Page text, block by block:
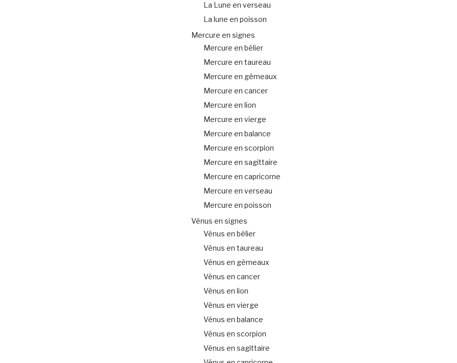
La Lune en verseau
La lune en poisson
Mercure en signes
Mercure en bélier
Mercure en taureau
Mercure en gémeaux
Mercure en cancer
Mercure en lion
Mercure en vierge
Mercure en balance
Mercure en scorpion
Mercure en sagittaire
Mercure en capricorne
Mercure en verseau
Mercure en poisson
Vénus en signes
Vénus en bélier
Vénus en taureau
Vénus en gémeaux
Vénus en cancer
Vénus en lion
Vénus en vierge
Vénus en balance
Vénus en scorpion
Vénus en sagittaire